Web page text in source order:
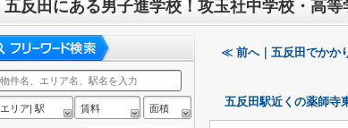
五反田にある男子進学校！攻玉社中学校・高等
≪ 前へ｜五反田でかか
五反田駅近くの薬師寺
エリア| 駅 賃料 面積